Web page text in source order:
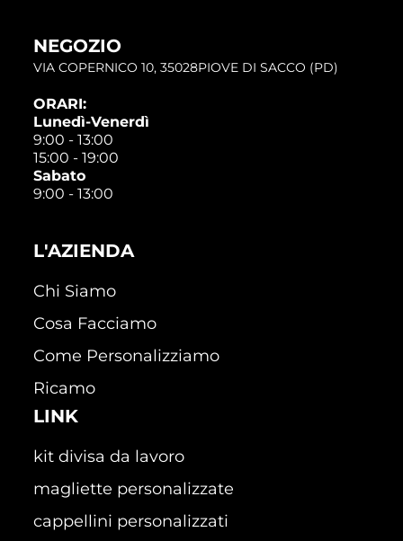
NEGOZIO
VIA COPERNICO 10, 35028PIOVE DI SACCO (PD)
ORARI:
Lunedì-Venerdì
9:00 - 13:00
15:00 - 19:00
Sabato
9:00 - 13:00
L'AZIENDA
Chi Siamo
Cosa Facciamo
Come Personalizziamo
Ricamo
LINK
kit divisa da lavoro
magliette personalizzate
cappellini personalizzati